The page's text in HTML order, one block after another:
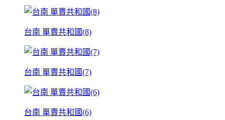
台南 單賣共和國(8)
台南 單賣共和國(7)
台南 單賣共和國(6)